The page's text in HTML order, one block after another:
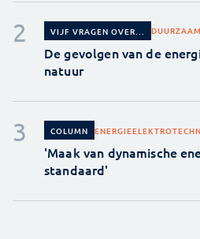
VIJF VRAGEN OVER...
De gevolgen van de
natuur
COLUMN ENERGIE
'Maak van dynamische
standaard'